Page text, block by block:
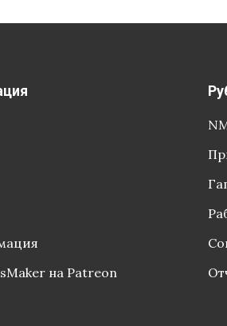
на Patreon